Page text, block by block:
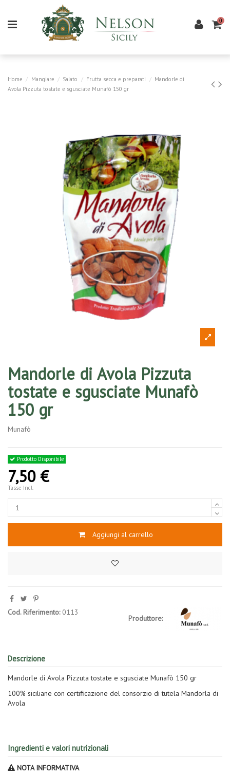
0
Home Mangiare Salato Frutta secca e preparati
Mandorle di
Avola Pizzuta tostate e sgusciate Munafò 150 gr
Mandorle di Avola Pizzuta
tostate e sgusciate Munafò
150 gr
Munafò
Prodotto Disponibile
7,50 €
Tasse Incl.
Aggiungi al carrello
Produttore:
Cod. Riferimento: 0113
Descrizione
Mandorle di Avola Pizzuta tostate e sgusciate Munafò 150 gr
100% siciliane con certificazione del consorzio di tutela Mandorla di
Avola
Ingredienti e valori nutrizionali
NOTA INFORMATIVA